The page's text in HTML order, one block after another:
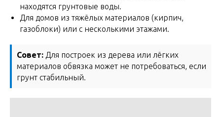
находятся грунтовые воды.
Для домов из тяжёлых материалов (кирпич,
газоблоки) или с несколькими этажами.
Совет: Для построек из дерева или лёгких
материалов обвязка может не потребоваться, если
грунт стабильный.